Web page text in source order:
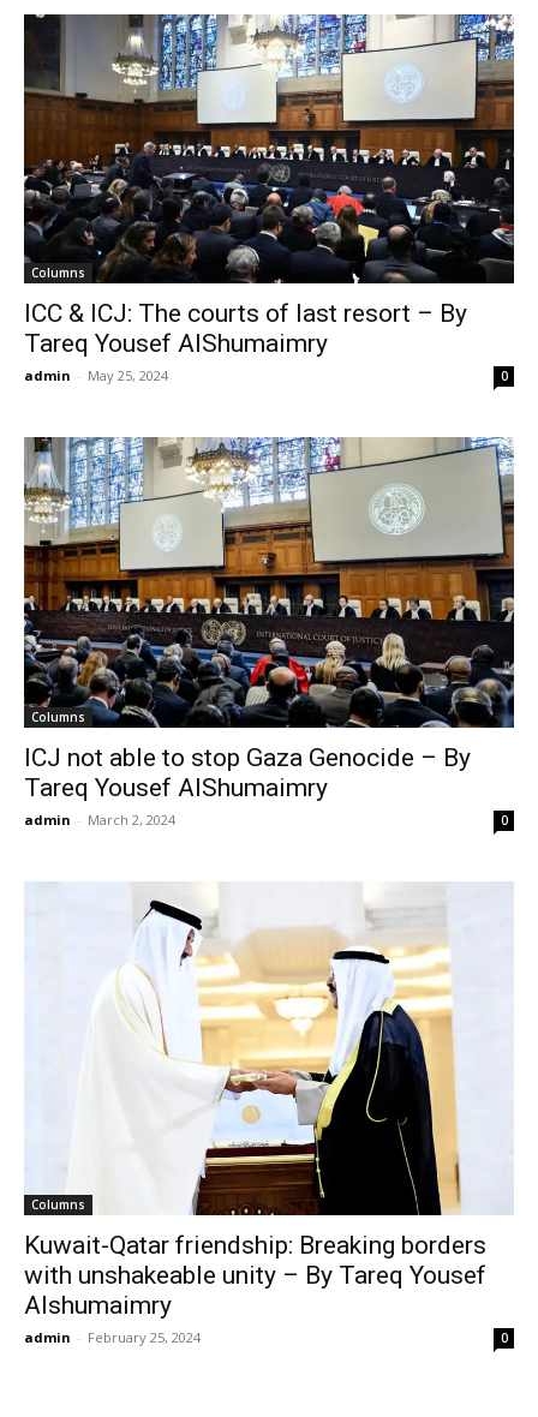
Columns
ICC & ICJ: The courts of last resort – By
Tareq Yousef AlShumaimry
admin - May 25, 2024 0
Columns
ICJ not able to stop Gaza Genocide – By
Tareq Yousef AlShumaimry
admin - March 2, 2024 0
Columns
Kuwait-Qatar friendship: Breaking borders
with unshakeable unity – By Tareq Yousef
Alshumaimry
admin - February 25, 2024 0